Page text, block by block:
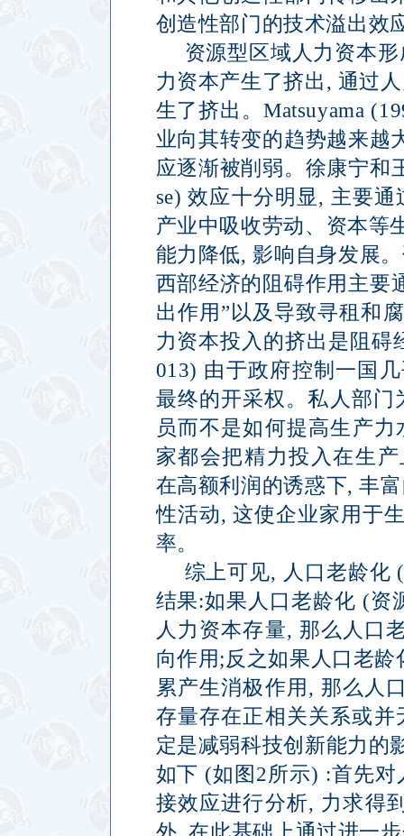
创造性部门的技术溢出效
资源型区域人力资本
力资本产生了挤出, 通过
生了挤出。Matsuyama
业向其转变的趋势越来越
应逐渐被削弱。徐康宁和
se)效应十分明显, 主要通
产业中吸收劳动、资本等
能力降低,影响自身发展
西部经济的阻碍作用主要
出作用” 以及导致寻租和
力资本投入的挤出是阻
013) 由于政府控制一国
最终的开采权。私人部
员而不是如何提高生产力
家都会把精力投入在生
在高额利润的诱惑下,丰
性活动,这使企业家用于
率。
综上可见, 人口老龄化
结果:如果人口老龄化 (资
人力资本存量, 那么人口
向作用;反之如果人口老龄
累产生消极作用, 那么人
存量存在正相关关系或并
定是减弱科技创新能力的
如下 (如图 2所示) :首先对
接效应进行分析, 力求得
外,在此基础上通过进一